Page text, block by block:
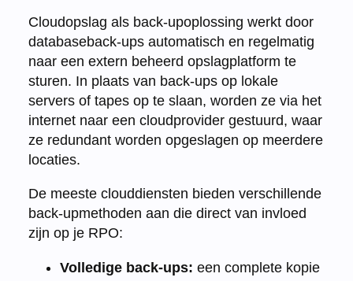
Cloudopslag als back-upoplossing werkt door
databaseback-ups automatisch en regelmatig
naar een extern beheerd opslagplatform te
sturen. In plaats van back-ups op lokale
servers of tapes op te slaan, worden ze via het
internet naar een cloudprovider gestuurd, waar
ze redundant worden opgeslagen op meerdere
locaties.
De meeste clouddiensten bieden verschillende
back-upmethoden aan die direct van invloed
zijn op je RPO:
Volledige back-ups: een complete kopie